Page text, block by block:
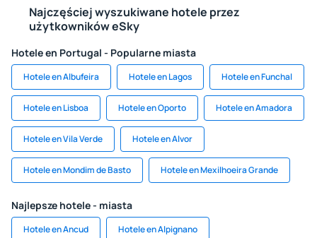
Najczęściej wyszukiwane hotele przez
użytkowników eSky
Hotele en Portugal - Popularne miasta
Hotele en Albufeira Hotele en Lagos Hotele en Funchal
Hotele en Lisboa Hotele en Oporto Hotele en Amadora
Hotele en Vila Verde Hotele en Alvor
Hotele en Mondim de Basto Hotele en Mexilhoeira Grande
Najlepsze hotele - miasta
Hotele en Ancud Hotele en Alpignano